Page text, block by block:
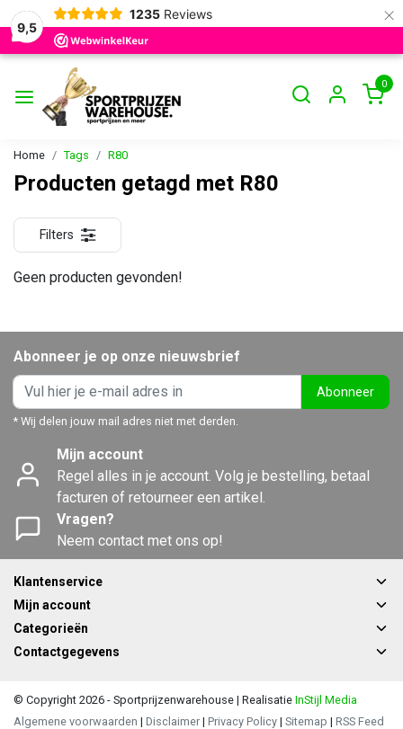
9,5
1235 Reviews ×
0
Home Tags R80
Producten getagd met R80
Filters
Geen producten gevonden!
Abonneer je op onze nieuwsbrief
Abonneer
* Wij delen jouw mail adres niet met derden.
Mijn account
Regel alles in je account. Volg je bestelling, betaal
facturen of retourneer een artikel.
Vragen?
Neem contact met ons op!
Klantenservice
Mijn account
Categorieën
Contactgegevens
© Copyright 2026 - Sportprijzenwarehouse | Realisatie InStijl Media
Algemene voorwaarden | Disclaimer | Privacy Policy | Sitemap | RSS Feed